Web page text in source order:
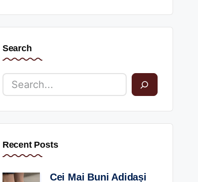
Search
Recent Posts
Cei Mai Buni Adidași